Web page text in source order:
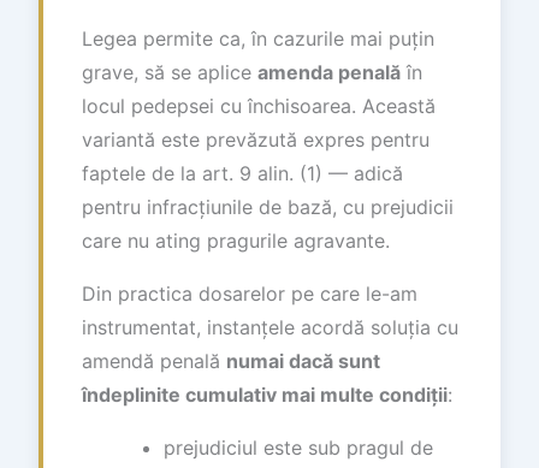
Legea permite ca, în cazurile mai puțin
grave, să se aplice amenda penală în
locul pedepsei cu închisoarea. Această
variantă este prevăzută expres pentru
faptele de la art. 9 alin. (1) — adică
pentru infracțiunile de bază, cu prejudicii
care nu ating pragurile agravante.
Din practica dosarelor pe care le-am
instrumentat, instanțele acordă soluția cu
amendă penală numai dacă sunt
îndeplinite cumulativ mai multe condiții:
prejudiciul este sub pragul de